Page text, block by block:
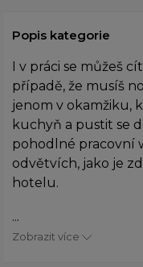
Popis kategorie
I v práci se můžeš
případě, že musíš
jenom v okamžiku,
kuchyň a pustit se
pohodlné pracovní
odvětvích, jako je
hotelu.
...
Zobrazit více